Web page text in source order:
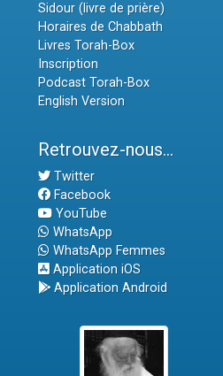
Sidour (livre de prière)
Horaires de Chabbath
Livres Torah-Box
Inscription
Podcast Torah-Box
English Version
Retrouvez-nous...
Twitter
Facebook
YouTube
WhatsApp
WhatsApp Femmes
Application iOS
Application Android